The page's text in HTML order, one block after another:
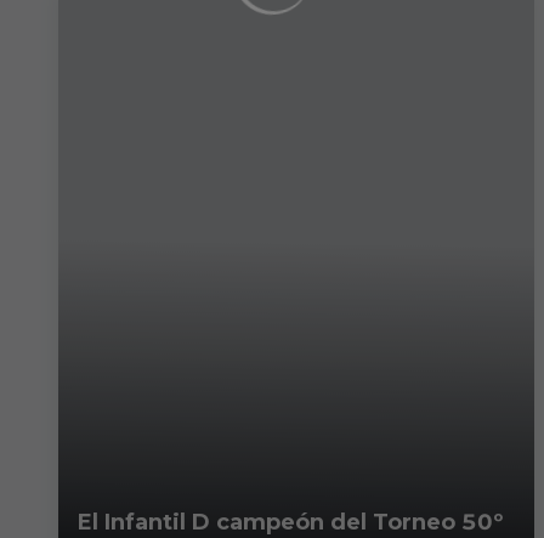
El Infantil D campeón del Torneo 50º